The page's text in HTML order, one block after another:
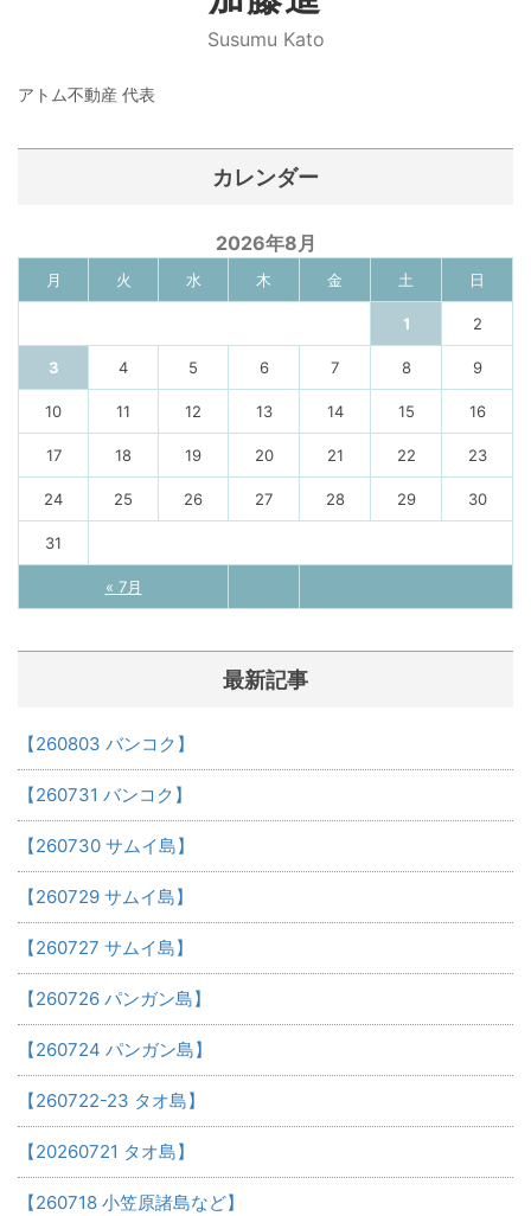
Susumu Kato
アトム不動産 代表
カレンダー
2026年8月
月 火 水 木 金 土 日
« 7月
1 2
3 4 5 6 7 8 9
10 11 12 13 14 15 16
17 18 19 20 21 22 23
24 25 26 27 28 29 30
31
最新記事
【260803 バンコク】
【260731 バンコク】
【260730 サムイ島】
【260729 サムイ島】
【260727 サムイ島】
【260726 パンガン島】
【260724 パンガン島】
【260722-23 タオ島】
【20260721 タオ島】
【260718 小笠原諸島など】